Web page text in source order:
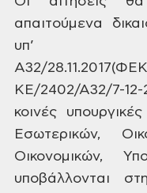
απαιτούμενα
υπ’
Α32/
ΚΕ/2402/Α32/7-
κοινές
Εσωτερικών,
Οικονομικών,
υποβάλλονται